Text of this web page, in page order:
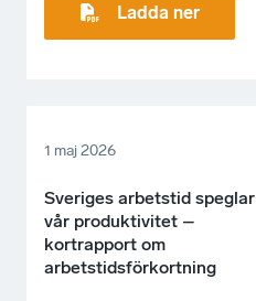
Ladda ner
1 maj 2026
Sveriges arbetstid speglar
vår produktivitet –
kortrapport om
arbetstidsförkortning